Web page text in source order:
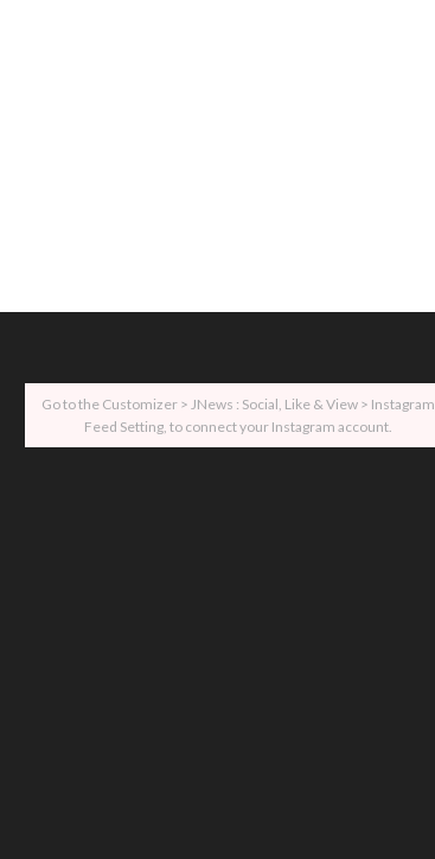
Go to the Customizer > JNews : Social, Like & View > Instagram
Feed Setting, to connect your Instagram account.